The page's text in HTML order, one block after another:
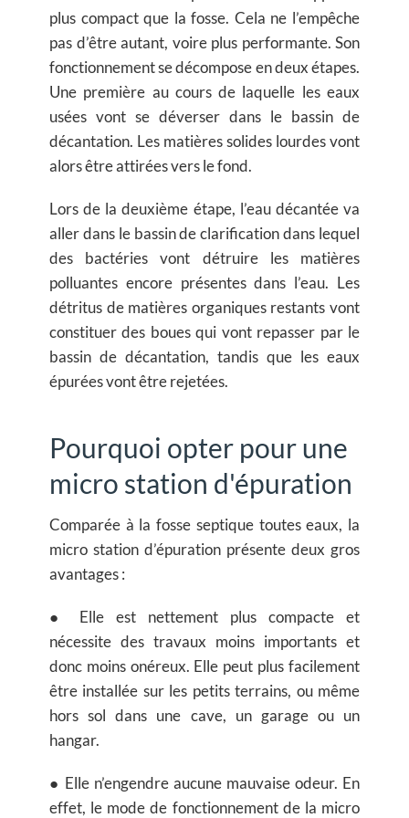
plus compact que la fosse. Cela ne l’empêche
pas d’être autant, voire plus performante. Son
fonctionnement se décompose en deux étapes.
Une première au cours de laquelle les eaux
usées vont se déverser dans le bassin de
décantation. Les matières solides lourdes vont
alors être attirées vers le fond.
Lors de la deuxième étape, l’eau décantée va
aller dans le bassin de clarification dans lequel
des bactéries vont détruire les matières
polluantes encore présentes dans l’eau. Les
détritus de matières organiques restants vont
constituer des boues qui vont repasser par le
bassin de décantation, tandis que les eaux
épurées vont être rejetées.
Pourquoi opter pour une
micro station d'épuration
Comparée à la fosse septique toutes eaux, la
micro station d’épuration présente deux gros
avantages :
● Elle est nettement plus compacte et
nécessite des travaux moins importants et
donc moins onéreux. Elle peut plus facilement
être installée sur les petits terrains, ou même
hors sol dans une cave, un garage ou un
hangar.
● Elle n’engendre aucune mauvaise odeur. En
effet, le mode de fonctionnement de la micro